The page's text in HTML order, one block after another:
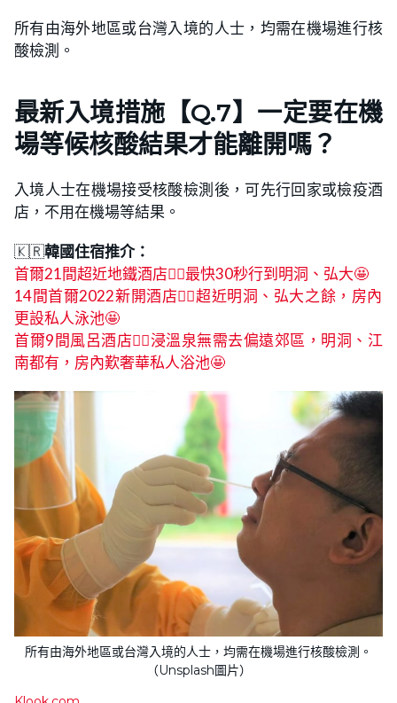
所有由海外地區或台灣入境的人士，均需在機場進行核
酸檢測。
最新入境措施【Q.7】一定要在機
場等候核酸結果才能離開嗎？
入境人士在機場接受核酸檢測後，可先行回家或檢疫酒
店，不用在機場等結果。
🇰🇷韓國住宿推介：
首爾21間超近地鐵酒店👍🏻最快30秒行到明洞、弘大🤩
14間首爾2022新開酒店👍🏻超近明洞、弘大之餘，房內
更設私人泳池🤩
首爾9間風呂酒店👍🏻浸溫泉無需去偏遠郊區，明洞、江
南都有，房內歎奢華私人浴池🤩
所有由海外地區或台灣入境的人士，均需在機場進行核酸檢測。
（Unsplash圖片）